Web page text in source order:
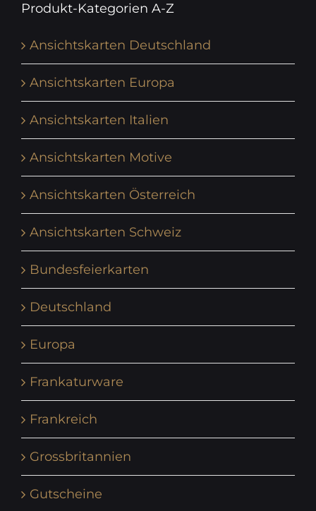
Produkt-Kategorien A-Z
Ansichtskarten Deutschland
Ansichtskarten Europa
Ansichtskarten Italien
Ansichtskarten Motive
Ansichtskarten Österreich
Ansichtskarten Schweiz
Bundesfeierkarten
Deutschland
Europa
Frankaturware
Frankreich
Grossbritannien
Gutscheine